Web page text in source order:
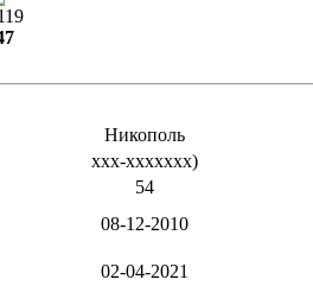
Никополь
xxx-xxxxxxx)
54
08-12-2010
02-04-2021